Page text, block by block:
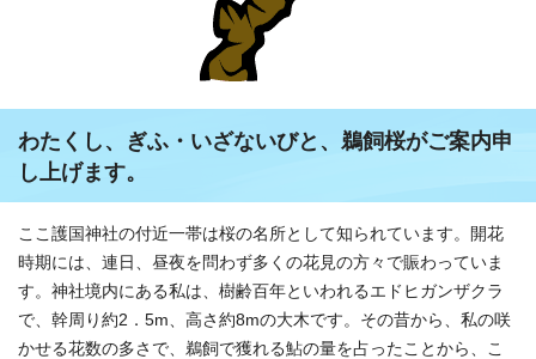
わたくし、ぎふ・いざないびと、鵜飼桜がご案内申
し上げます。
ここ護国神社の付近一帯は桜の名所として知られています。開花
時期には、連日、昼夜を問わず多くの花見の方々で賑わっていま
す。神社境内にある私は、樹齢百年といわれるエドヒガンザクラ
で、幹周り約2．5m、高さ約8mの大木です。その昔から、私の咲
かせる花数の多さで、鵜飼で獲れる鮎の量を占ったことから、こ